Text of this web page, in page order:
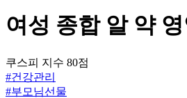
여성 종합 알 약
쿠스피 지수 80점
#건강관리
#부모님선물